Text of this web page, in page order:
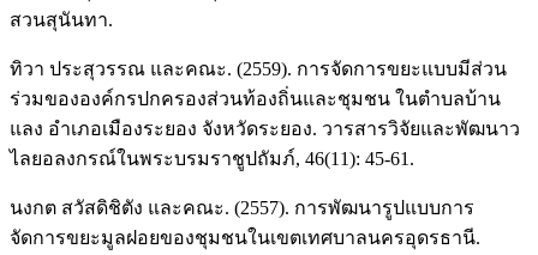
สวนสุนันทา.
ทิวา ประสุวรรณ และคณะ. (2559). การจัดการขยะแบบมีส่วน
ร่วมขององค์กรปกครองส่วนท้องถิ่นและชุมชน ในตำบลบ้าน
แลง อำเภอเมืองระยอง จังหวัดระยอง. วารสารวิจัยและพัฒนาว
ไลยอลงกรณ์ในพระบรมราชูปถัมภ์, 46(11): 45-61.
นงกต สวัสดิชิตัง และคณะ. (2557). การพัฒนารูปแบบการ
จัดการขยะมูลฝอยของชุมชนในเขตเทศบาลนครอุดรธานี.